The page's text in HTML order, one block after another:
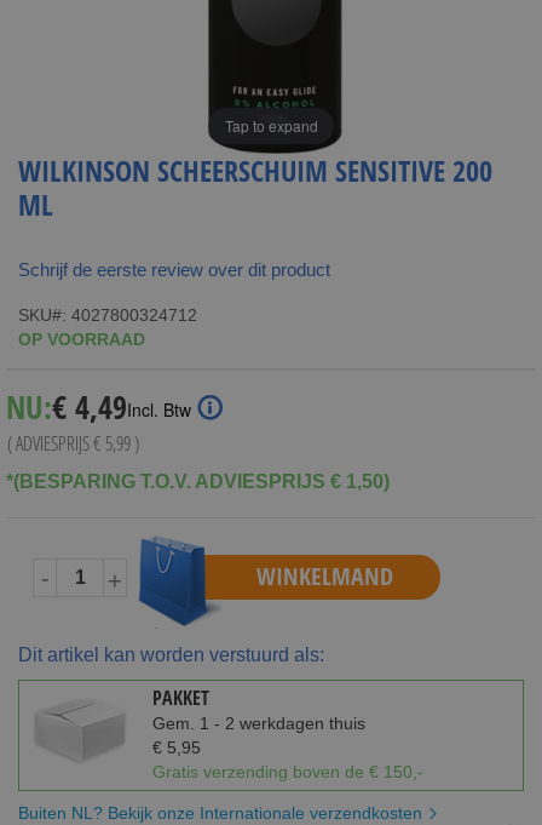
Tap to expand
WILKINSON SCHEERSCHUIM SENSITIVE 200
ML
Schrijf de eerste review over dit product
SKU
4027800324712
OP VOORRAAD
NU:Special
Price
€ 4,49Incl. Btw
( ADVIESPRIJS€ 5,99)
*(BESPARING T.O.V. ADVIESPRIJS € 1,50)
- + WINKELMAND
Dit artikel kan worden verstuurd als:
PAKKET
Gem. 1 - 2 werkdagen thuis
€ 5,95
Gratis verzending boven de € 150,-
Buiten NL? Bekijk onze Internationale verzendkosten